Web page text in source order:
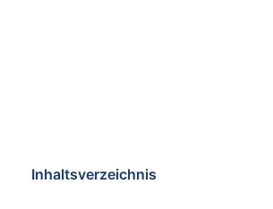
Inhaltsverzeichnis